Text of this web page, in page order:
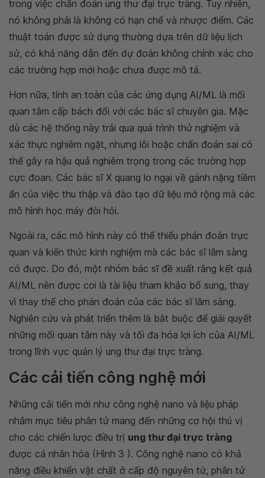
trong việc chẩn đoán ung thư đại trực tràng. Tuy nhiên,
nó không phải là không có hạn chế và nhược điểm. Các
thuật toán được sử dụng thường dựa trên dữ liệu lịch
sử, có khả năng dẫn đến dự đoán không chính xác cho
các trường hợp mới hoặc chưa được mô tả.
Hơn nữa, tính an toàn của các ứng dụng AI/ML là mối
quan tâm cấp bách đối với các bác sĩ chuyên gia. Mặc
dù các hệ thống này trải qua quá trình thử nghiệm và
xác thực nghiêm ngặt, nhưng lỗi hoặc chẩn đoán sai có
thể gây ra hậu quả nghiêm trọng trong các trường hợp
cực đoan. Các bác sĩ X quang lo ngại về gánh nặng tiềm
ẩn của việc thu thập và đào tạo dữ liệu mở rộng mà các
mô hình học máy đòi hỏi.
Ngoài ra, các mô hình này có thể thiếu phán đoán trực
quan và kiến thức kinh nghiệm mà các bác sĩ lâm sàng
có được. Do đó, một nhóm bác sĩ đề xuất rằng kết quả
AI/ML nên được coi là tài liệu tham khảo bổ sung, thay
vì thay thế cho phán đoán của các bác sĩ lâm sàng.
Nghiên cứu và phát triển thêm là bắt buộc để giải quyết
những mối quan tâm này và tối đa hóa lợi ích của AI/ML
trong lĩnh vực quản lý ung thư đại trực tràng.
Các cải tiến công nghệ mới
Những cải tiến mới như công nghệ nano và liệu pháp
nhắm mục tiêu phân tử mang đến những cơ hội thú vị
cho các chiến lược điều trị ung thư đại trực tràng
được cá nhân hóa (Hình 3 ). Công nghệ nano có khả
năng điều khiển vật chất ở cấp độ nguyên tử, phân tử